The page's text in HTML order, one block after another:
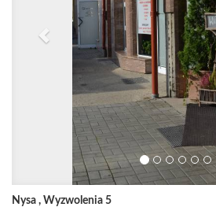
Nysa , Wyzwolenia 5